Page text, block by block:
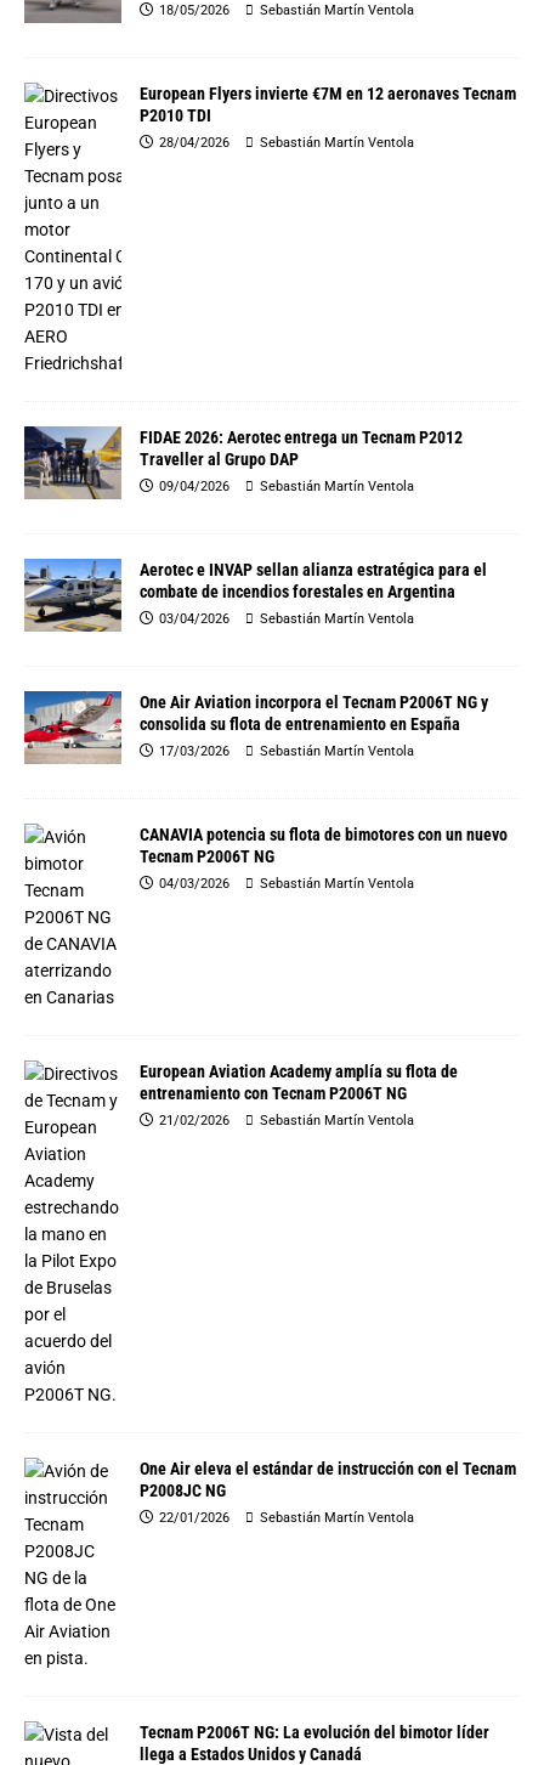
18/05/2026 Sebastián Martín Ventola
European Flyers invierte €7M en 12 aeronaves Tecnam
P2010 TDI
28/04/2026 Sebastián Martín Ventola
FIDAE 2026: Aerotec entrega un Tecnam P2012
Traveller al Grupo DAP
09/04/2026 Sebastián Martín Ventola
Aerotec e INVAP sellan alianza estratégica para el
combate de incendios forestales en Argentina
03/04/2026 Sebastián Martín Ventola
One Air Aviation incorpora el Tecnam P2006T NG y
consolida su flota de entrenamiento en España
17/03/2026 Sebastián Martín Ventola
CANAVIA potencia su flota de bimotores con un nuevo
Tecnam P2006T NG
04/03/2026 Sebastián Martín Ventola
European Aviation Academy amplía su flota de
entrenamiento con Tecnam P2006T NG
21/02/2026 Sebastián Martín Ventola
One Air eleva el estándar de instrucción con el Tecnam
P2008JC NG
22/01/2026 Sebastián Martín Ventola
Tecnam P2006T NG: La evolución del bimotor líder
llega a Estados Unidos y Canadá